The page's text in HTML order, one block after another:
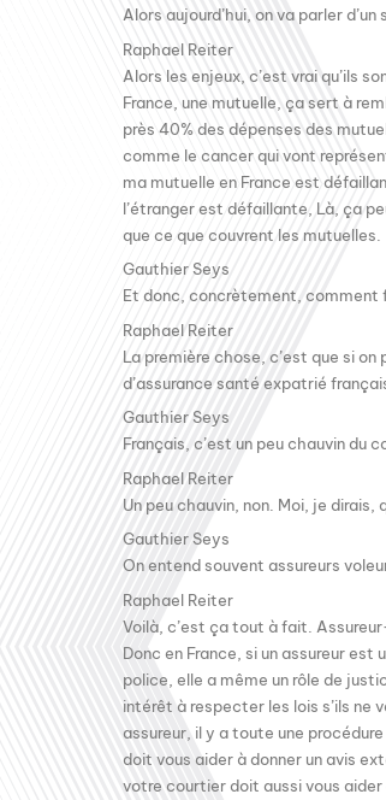
Alors aujourd’hui, on va parler
Raphael Reiter
Alors les enjeux, c’est vrai qu’ils
France, une mutuelle, ça sert à
près 40% des dépenses des
comme le cancer qui vont
ma mutuelle en France est
l’étranger est défaillante, Là, ça
que ce que couvrent les mutuelles.
Gauthier Seys
Et donc, concrètement, comment
Raphael Reiter
La première chose, c’est que si
d’assurance santé expatrié
Gauthier Seys
Français, c’est un peu chauvin du
Raphael Reiter
Un peu chauvin, non. Moi, je dirais,
Gauthier Seys
On entend souvent assureurs
Raphael Reiter
Voilà, c’est ça tout à fait.
Donc en France, si un assureur
police, elle a même un rôle de
intérêt à respecter les lois s’ils ne
assureur, il y a toute une
doit vous aider à donner un avis
votre courtier doit aussi vous